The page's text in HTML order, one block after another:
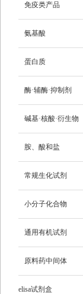
免疫类产品
氨基酸
蛋白质
酶·辅酶·抑制剂
碱基·核酸·衍生物
胺、酸和盐
常规生化试剂
小分子化合物
通用有机试剂
原料药中间体
elisa试剂盒